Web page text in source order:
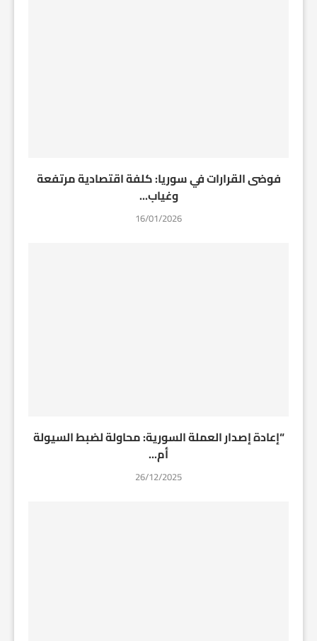
فوضى القرارات في سوريا: كلفة اقتصادية مرتفعة
وغياب...
16/01/2026
“إعادة إصدار العملة السورية: محاولة لضبط السيولة
أم...
26/12/2025